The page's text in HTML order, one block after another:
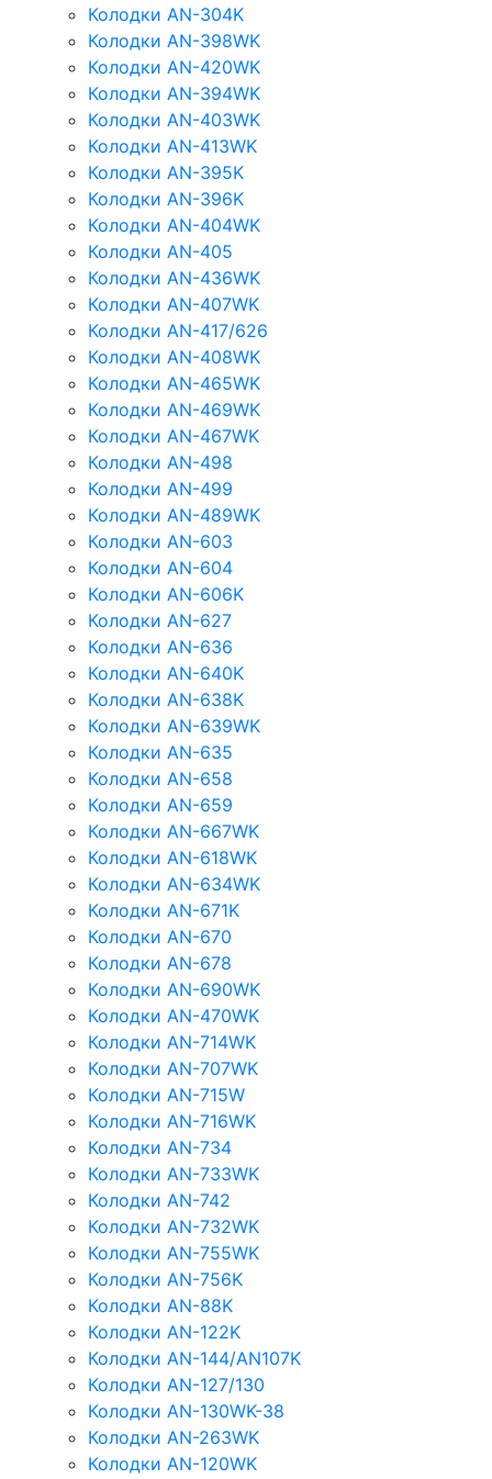
Колодки AN-304K
Колодки AN-398WK
Колодки AN-420WK
Колодки AN-394WK
Колодки AN-403WK
Колодки AN-413WK
Колодки AN-395K
Колодки AN-396K
Колодки AN-404WK
Колодки AN-405
Колодки AN-436WK
Колодки AN-407WK
Колодки AN-417/626
Колодки AN-408WK
Колодки AN-465WK
Колодки AN-469WK
Колодки AN-467WK
Колодки AN-498
Колодки AN-499
Колодки AN-489WK
Колодки AN-603
Колодки AN-604
Колодки AN-606K
Колодки AN-627
Колодки AN-636
Колодки AN-640K
Колодки AN-638K
Колодки AN-639WK
Колодки AN-635
Колодки AN-658
Колодки AN-659
Колодки AN-667WK
Колодки AN-618WK
Колодки AN-634WK
Колодки AN-671K
Колодки AN-670
Колодки AN-678
Колодки AN-690WK
Колодки AN-470WK
Колодки AN-714WK
Колодки AN-707WK
Колодки AN-715W
Колодки AN-716WK
Колодки AN-734
Колодки AN-733WK
Колодки AN-742
Колодки AN-732WK
Колодки AN-755WK
Колодки AN-756K
Колодки AN-88K
Колодки AN-122K
Колодки AN-144/AN107K
Колодки AN-127/130
Колодки AN-130WK-38
Колодки AN-263WK
Колодки AN-120WK